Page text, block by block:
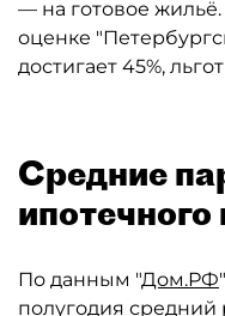
— на готовое
оценке
достигает 45%,
Средние
ипотечного
По данным "Дом.РФ
полугодия средний